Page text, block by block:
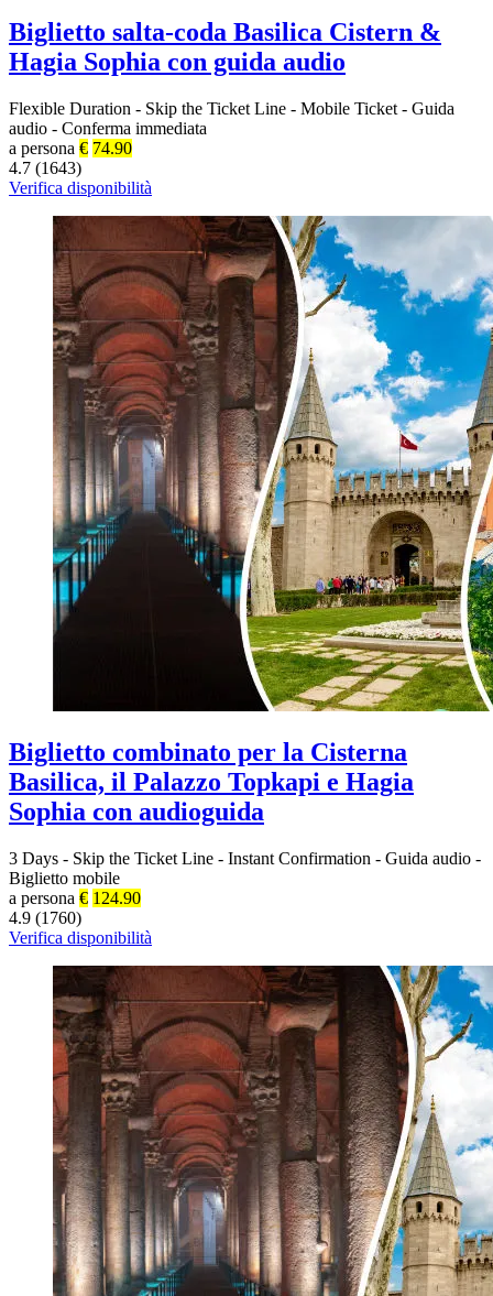
Biglietto salta-coda Basilica Cistern &
Hagia Sophia con guida audio
Flexible Duration - Skip the Ticket Line - Mobile Ticket - Guida
audio - Conferma immediata
a persona € 74.90
4.7 (1643)
Verifica disponibilità
Biglietto combinato per la Cisterna
Basilica, il Palazzo Topkapi e Hagia
Sophia con audioguida
3 Days - Skip the Ticket Line - Instant Confirmation - Guida audio -
Biglietto mobile
a persona € 124.90
4.9 (1760)
Verifica disponibilità